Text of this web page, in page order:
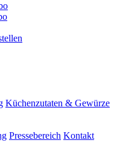
Küchenzutaten & Gewürze
Pressebereich Kontakt